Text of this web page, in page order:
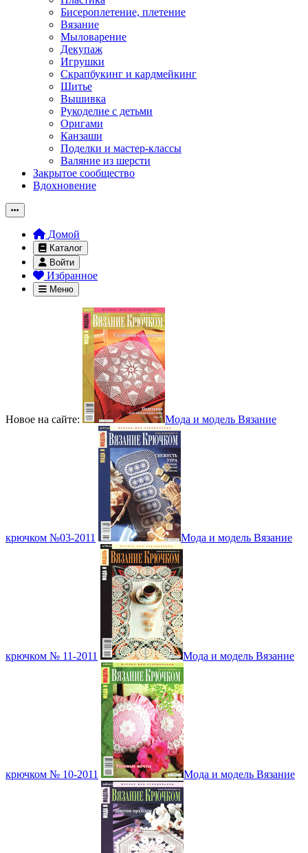
Бисероплетение, плетение
Вязание
Мыловарение
Декупаж
Игрушки
Скрапбукинг и кардмейкинг
Шитье
Вышивка
Рукоделие с детьми
Оригами
Канзаши
Поделки и мастер-классы
Валяние из шерсти
Закрытое сообщество
Вдохновение
Домой
Каталог
Войти
Избранное
Меню
Новое на сайте: Мода и модель Вязание
крючком №03-2011 Мода и модель Вязание
крючком № 11-2011 Мода и модель Вязание
крючком № 10-2011 Мода и модель Вязание